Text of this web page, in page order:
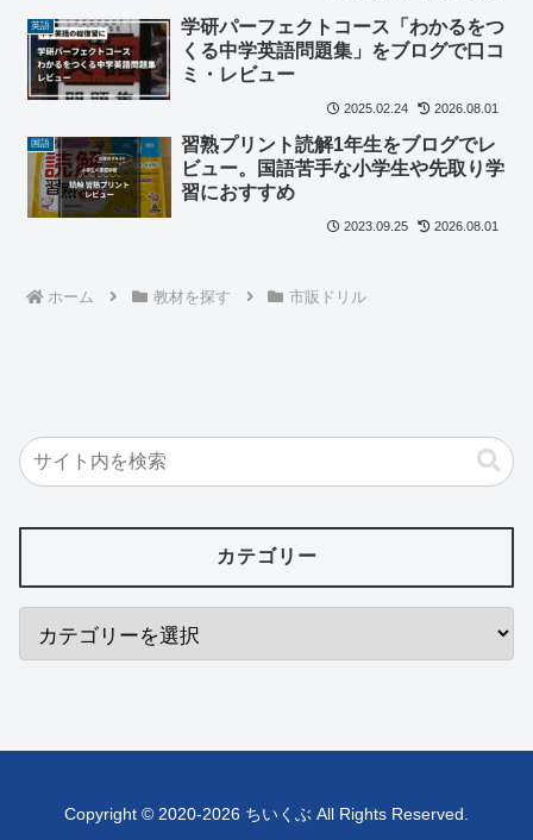
英語
学研パーフェクトコース「わかるをつ
くる中学英語問題集」をブログで口コ
ミ・レビュー
2025.02.24 2026.08.01
国語
習熟プリント読解1年生をブログでレ
ビュー。国語苦手な小学生や先取り学
習におすすめ
2023.09.25 2026.08.01
ホーム 教材を探す 市販ドリル
カテゴリー
Copyright © 2020-2026 ちいくぶ All Rights Reserved.